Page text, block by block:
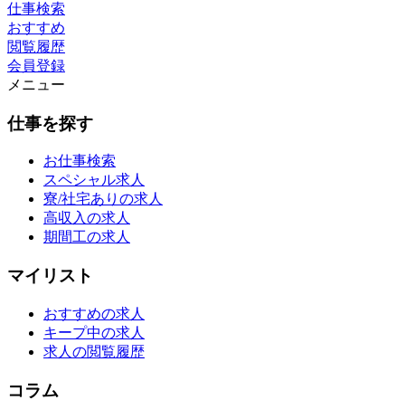
仕事検索
おすすめ
閲覧履歴
会員登録
メニュー
仕事を探す
お仕事検索
スペシャル求人
寮/社宅ありの求人
高収入の求人
期間工の求人
マイリスト
おすすめの求人
キープ中の求人
求人の閲覧履歴
コラム